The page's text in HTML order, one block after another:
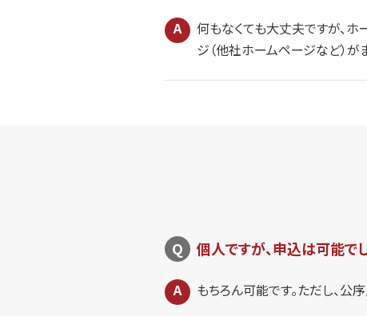
何もなくても大丈夫ですが、
ジ（他社ホームページなど）が
個人ですが、申込は可能で
もちろん可能です。ただし、公